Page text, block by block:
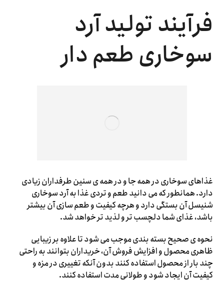
فرآیند تولید آرد
سوخاری طعم دار
غذاهای سوخاری در همه جا و در همه ی سنین طرفداران زیادی
دارد. همانطور که می دانید طعم و تردی غذا به آرد سوخاری
شنیسل آن بستگی دارد و هرچه کیفیت و طعم سازی آن بیشتر
باشد، غذای شما دلچسب تر و لذید تر خواهد شد.
نحوه ی صحیح بسته بندی موجب می شود تا علاوه بر زیبایی
ظاهری محصول و افزایش فروش آن، خریداران بتوانند به راحتی
چند بار از محصول استفاده کنند بدون آنکه تغییری در مزه و
کیفیت آن ایجاد شود و طولانی مدت استفاده کنند.